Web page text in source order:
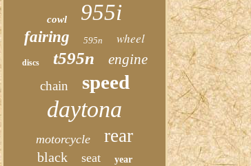
cowl 955i
fairing 595n wheel
discs t595n engine
chain speed
daytona
motorcycle rear
black seat year